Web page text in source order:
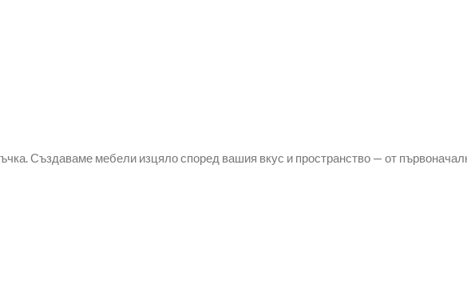
Създаваме мебели изцяло според вашия вкус и пространство — от